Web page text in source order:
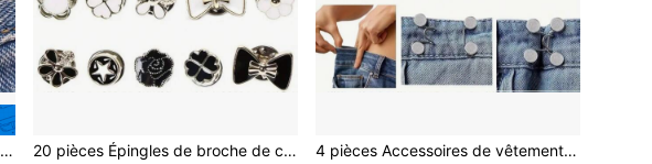
4 pièces Boucles de ceinture taille papillon ajustable pour jeans, boucle invisible sans perçage, boutons décoratifs 20 pièces Épingles de broche de chemise pour femmes, mini épingles de recouvrement en émail pour col, boutons, clips pour châle de pull pour manteau, robe, décoration vestimentaire, Saint-Valentin, école 4 pièces Accessoires de vêtements amincissants, Régleur de taille invisible et bouton-fixe